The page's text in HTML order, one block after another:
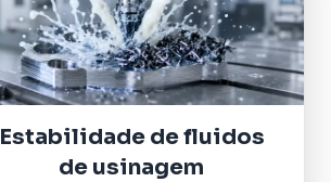
Estabilidade de fluidos
de usinagem